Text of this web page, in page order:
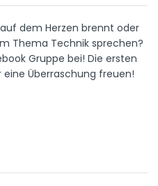
dem Herzen brennt oder
Thema Technik sprechen?
Gruppe bei! Die ersten
Überraschung freuen!